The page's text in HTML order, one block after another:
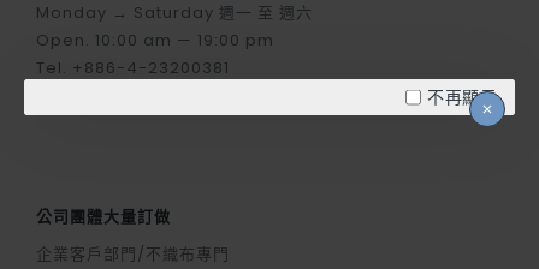
不再顯示
Monday → Saturday 週一 至 週六
Open. 10:00 am — 19:00 pm
Tel. +886-4-23200381
公司團體大量訂做
企業客戶部門/不織布專門